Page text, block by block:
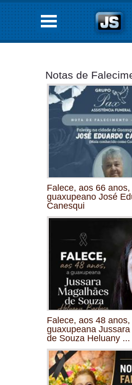
Notas de
Falece, aos 66 anos,
guaxupeano José
Canesqui
Falece, aos 48 anos,
guaxupeana
de Souza Heluany ...